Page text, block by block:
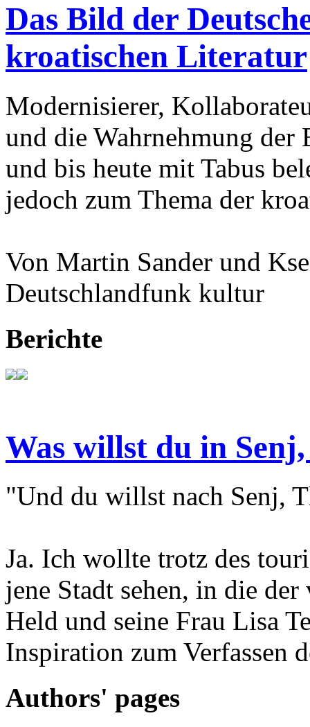
Das Bild der
kroatischen Literatur
Modernisierer,
und die Wahrnehmung
und bis heute mit Tabus
jedoch zum Thema der
Von Martin Sander und
Deutschlandfunk kultur
Berichte
Was willst du in
"Und du willst nach Senj,
Ja. Ich wollte trotz des
jene Stadt sehen, in die
Held und seine Frau Lisa
Inspiration zum Verfassen
Authors' pages